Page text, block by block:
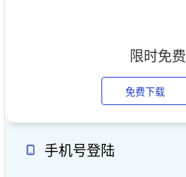
限时免费
免费下载
手机号登陆